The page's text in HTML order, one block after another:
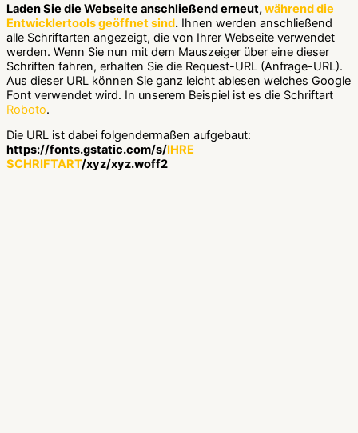
Laden Sie die Webseite anschließend erneut,während die
Entwicklertools geöffnet sind. Ihnen werden anschließend
alle Schriftarten angezeigt, die von Ihrer Webseite verwendet
werden. Wenn Sie nun mit dem Mauszeiger über eine dieser
Schriften fahren, erhalten Sie die Request-URL (Anfrage-URL).
Aus dieser URL können Sie ganz leicht ablesen welches Google
Font verwendet wird. In unserem Beispiel ist es die Schriftart
Roboto.
Die URL ist dabei folgendermaßen aufgebaut:
https://fonts.gstatic.com/s/IHRE
SCHRIFTART/xyz/xyz.woff2